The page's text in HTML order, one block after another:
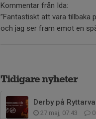
Kommentar från Ida:
”Fantastiskt att vara tillbaka
och jag ser fram emot en
Tidigare nyheter
Derby på
27 maj, 07:43 0